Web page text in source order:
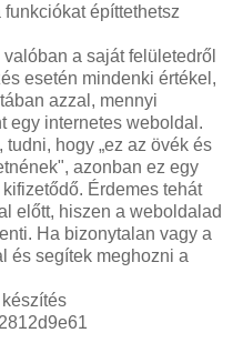
építtethetsz
a saját felületedről
esetén mindenki értékel,
azzal, mennyi
egy internetes weboldal.
hogy „ez az övék és
azonban ez egy
Érdemes tehát
előtt, hiszen a weboldalad
Ha bizonytalan vagy a
és segítek meghozni a